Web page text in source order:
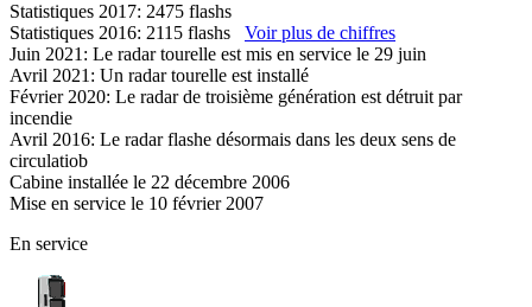
Statistiques 2017: 2475 flashs
Statistiques 2016: 2115 flashs Voir plus de chiffres
Juin 2021: Le radar tourelle est mis en service le 29 juin
Avril 2021: Un radar tourelle est installé
Février 2020: Le radar de troisième génération est détruit par
incendie
Avril 2016: Le radar flashe désormais dans les deux sens de
circulatiob
Cabine installée le 22 décembre 2006
Mise en service le 10 février 2007
En service